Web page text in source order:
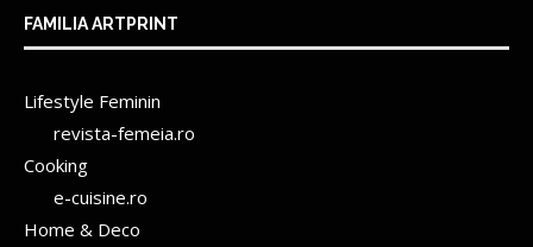
FAMILIA ARTPRINT
Lifestyle Feminin
revista-femeia.ro
Cooking
e-cuisine.ro
Home & Deco